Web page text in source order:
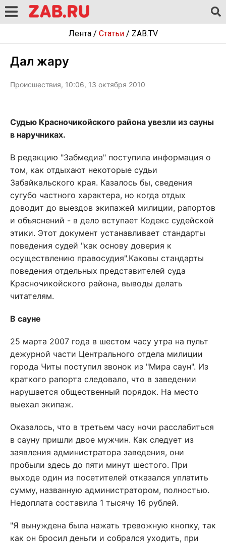
Лента/ Статьи/ ZAB.TV
Дал жару
Происшествия, 10:06, 13 октября 2010
Судью Красночикойского района увезли из сауны
в наручниках.
В редакцию "Забмедиа" поступила информация о
том, как отдыхают некоторые судьи
Забайкальского края. Казалось бы, сведения
сугубо частного характера, но когда отдых
доводит до выездов экипажей милиции, рапортов
и объяснений - в дело вступает Кодекс судейской
этики. Этот документ устанавливает стандарты
поведения судей "как основу доверия к
осуществлению правосудия".Каковы стандарты
поведения отдельных представителей суда
Красночикойского района, выводы делать
читателям.
В сауне
25 марта 2007 года в шестом часу утра на пульт
дежурной части Центрального отдела милиции
города Читы поступил звонок из "Мира саун". Из
краткого рапорта следовало, что в заведении
нарушается общественный порядок. На место
выехал экипаж.
Оказалось, что в третьем часу ночи расслабиться
в сауну пришли двое мужчин. Как следует из
заявления администратора заведения, они
пробыли здесь до пяти минут шестого. При
выходе один из посетителей отказался уплатить
сумму, названную администратором, полностью.
Недоплата составила 1 тысячу 16 рублей.
"Я вынуждена была нажать тревожную кнопку, так
как он бросил деньги и собрался уходить, при